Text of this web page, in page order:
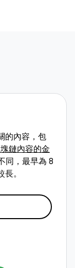
的內容，包
鏈內容的金
同，最早為 8
。